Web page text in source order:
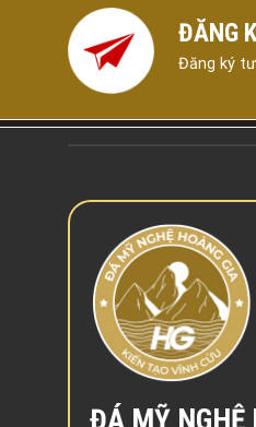
ĐĂNG
Đăng ký